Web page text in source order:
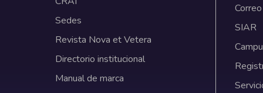
Sedes
Revista Nova et Vetera
Directorio institucional
Manual de marca
SIAR